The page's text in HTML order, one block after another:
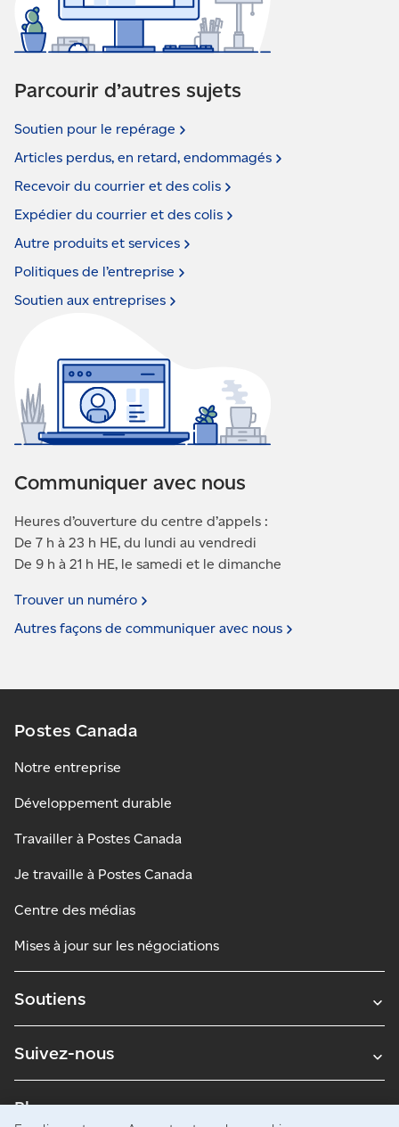
Parcourir d’autres sujets
Soutien pour le repérage
Articles perdus, en retard, endommagés
Recevoir du courrier et des colis
Expédier du courrier et des colis
Autre produits et services
Politiques de l’entreprise
Soutien aux entreprises
Communiquer avec nous
Heures d’ouverture du centre d’appels :
De 7 h à 23 h HE, du lundi au vendredi
De 9 h à 21 h HE, le samedi et le dimanche
Trouver un numéro
Autres façons de communiquer avec nous
Postes Canada
Notre entreprise
Développement durable
Travailler à Postes Canada
Je travaille à Postes Canada
Centre des médias
Mises à jour sur les négociations
Soutiens
Suivez-nous
Blogues